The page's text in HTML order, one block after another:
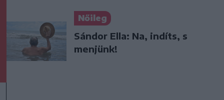
Nőileg
Sándor Ella: Na, indíts, s
menjünk!